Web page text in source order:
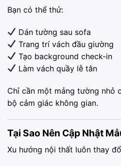
Bạn có thể thử:
Dán tường sau sofa
Trang trí vách đầu giường
Tạo background check-in
Làm vách quầy lễ tân
Chỉ cần một mảng tường nhỏ
bộ cảm giác không gian.
Tại Sao Nên Cập Nhật
Xu hướng nội thất luôn thay